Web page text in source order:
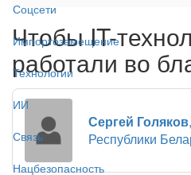
Соцсети
Импортозамещение
Технологии
ИИ
Связь
Нацбезопасность
Чтобы IT-
работали во
Сергей Голяков
Республики